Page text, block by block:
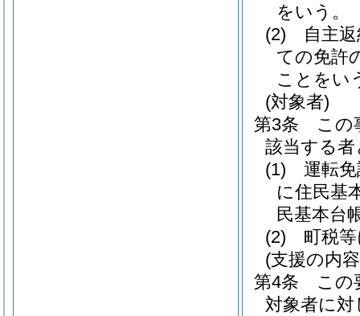
をいう。
(2)
自主
ての免許
ことをい
(対象者)
第3条
この
該当する
(1)
運転
に住民基
民基本台
(2)
町税
(支援の内
第4条
この
対象者に